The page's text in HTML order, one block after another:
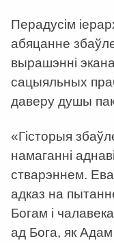
Перадусім
абяцанне
вырашэнні
сацыяльных
даверу душы
«Гісторыя
намаганні
стварэннем.
адказ на
Богам і
ад Бога, як